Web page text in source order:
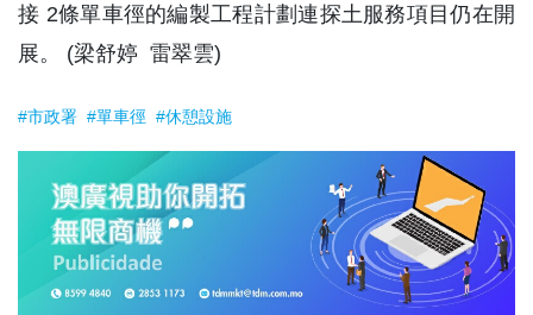
接 2條單車徑的編製工程計劃連探土服務項目仍在開
展。 (梁舒婷 雷翠雲)
#市政署 #單車徑 #休憩設施